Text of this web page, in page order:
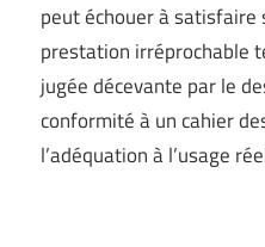
peut échouer à
prestation irréprochable
jugée décevante par le
conformité à un cahier
l’adéquation à l’usage